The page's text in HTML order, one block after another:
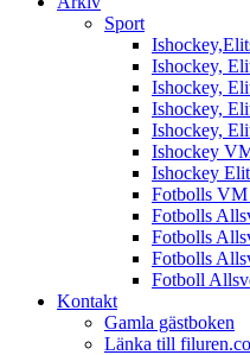
Sport
Ishockey,
Ishockey,
Ishockey,
Ishockey,
Ishockey
Ishockey
Fotbolls VM
Fotbolls
Fotbolls
Fotbolls
Fotboll
Kontakt
Gamla gästboken
Länka till